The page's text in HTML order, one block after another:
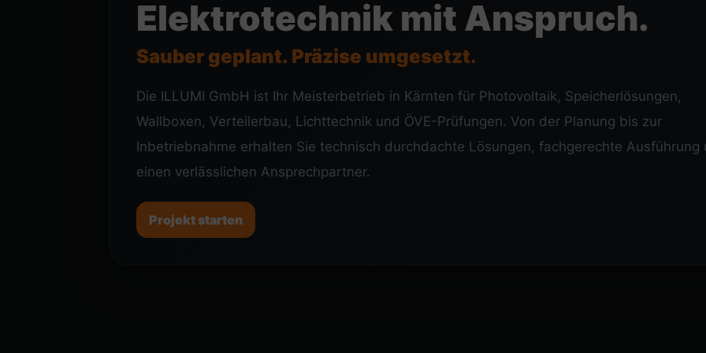
Elektrotechnik mit Anspruch.
Sauber geplant. Präzise umgesetzt.
Die ILLUMI GmbH ist Ihr Meisterbetrieb in Kärnten für Photovoltaik, Speicherlösungen,
Wallboxen, Verteilerbau, Lichttechnik und ÖVE-Prüfungen. Von der Planung bis zur
Inbetriebnahme erhalten Sie technisch durchdachte Lösungen, fachgerechte Ausführung
einen verlässlichen Ansprechpartner.
Projekt starten